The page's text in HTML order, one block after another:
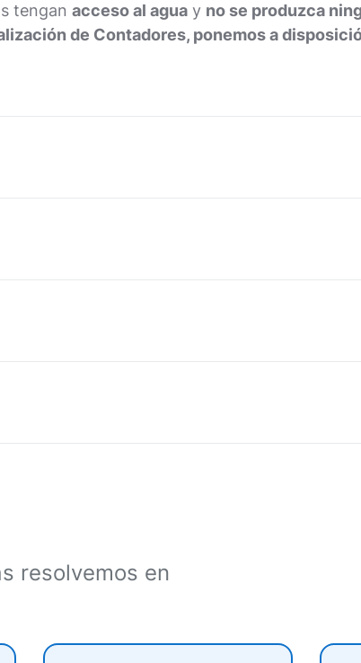
tengan acceso al agua y no se produzca
de Contadores, ponemos a
resolvemos en